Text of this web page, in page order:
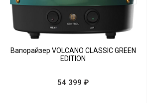
Вапорайзер VOLCANO CLASSIC GREEN
EDITION
54 399 ₽